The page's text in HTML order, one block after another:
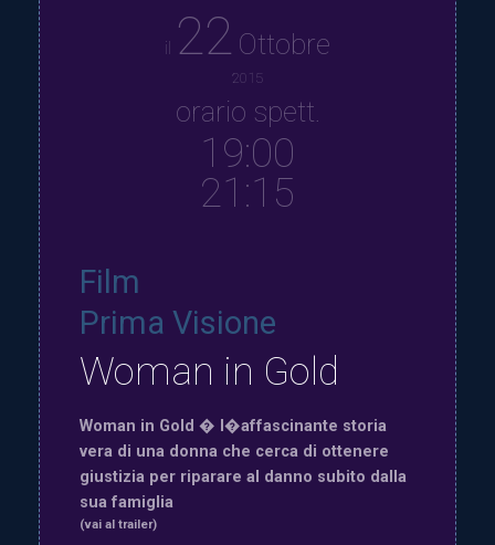
il 22 Ottobre
2015
orario spett.
19:00
21:15
Film
Prima Visione
Woman in Gold
Woman in Gold � l�affascinante storia
vera di una donna che cerca di ottenere
giustizia per riparare al danno subito dalla
sua famiglia
(vai al trailer)